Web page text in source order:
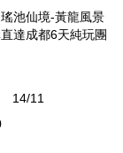
池仙境-黃龍風景
達成都6天純玩團
14/11